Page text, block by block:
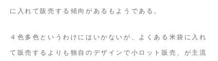
に入れて販売する傾向があるもようである。
４色多色というわけにはいかないが、よくある米袋に入れ
て販売するよりも独自のデザインで小ロット販売、が主流